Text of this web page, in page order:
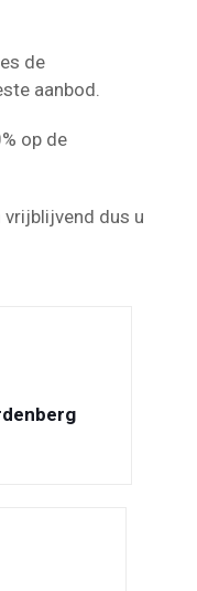
de
aanbod.
op de
vrijblijvend dus u